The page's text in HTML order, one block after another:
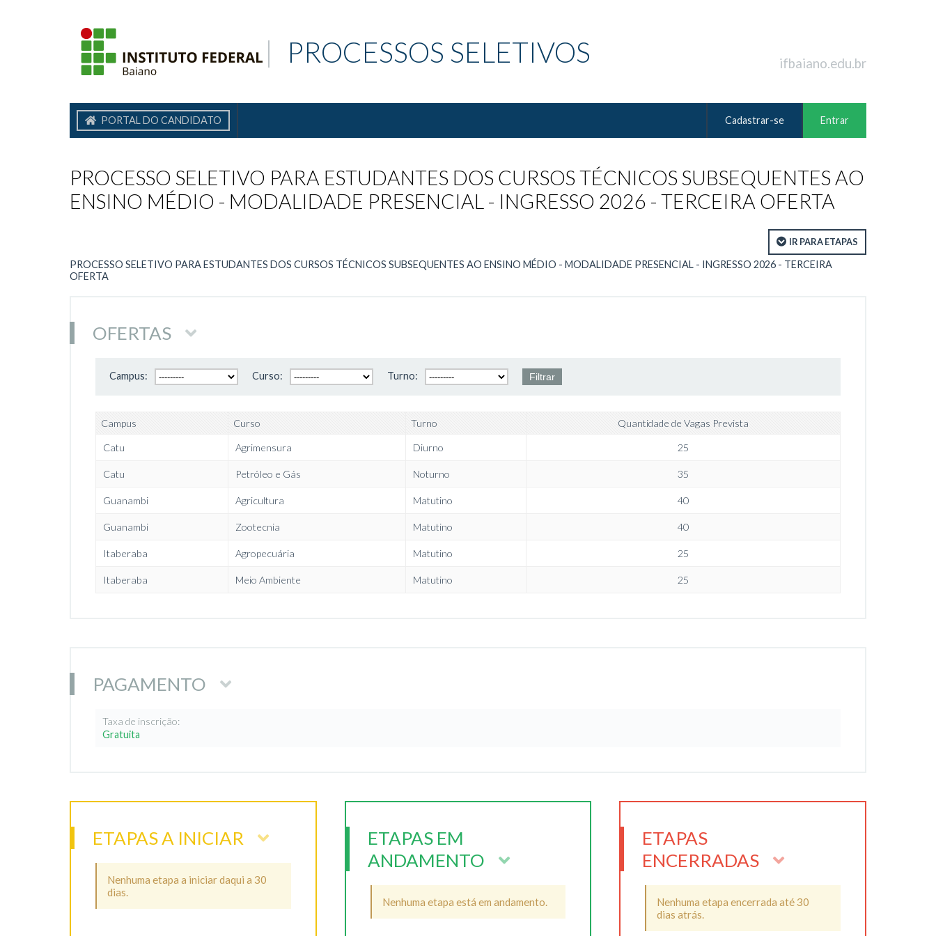
| PROCESSOS SELETIVOS ifbaiano.edu.br
PORTAL DO CANDIDATO Entrar
Cadastrar-se
PROCESSO SELETIVO PARA ESTUDANTES DOS CURSOS TÉCNICOS SUBSEQUENTES AO
ENSINO MÉDIO - MODALIDADE PRESENCIAL - INGRESSO 2026 - TERCEIRA OFERTA
IR PARA ETAPAS
PROCESSO SELETIVO PARA ESTUDANTES DOS CURSOS TÉCNICOS SUBSEQUENTES AO ENSINO MÉDIO - MODALIDADE PRESENCIAL - INGRESSO 2026 - TERCEIRA
OFERTA
OFERTAS
Campus: Curso: Turno:
Campus Curso Turno Quantidade de Vagas Prevista
Catu Agrimensura Diurno 25
Catu Petróleo e Gás Noturno 35
Guanambi Agricultura Matutino 40
Guanambi Zootecnia Matutino 40
Itaberaba Agropecuária Matutino 25
Itaberaba Meio Ambiente Matutino 25
PAGAMENTO
Taxa de inscrição:
Gratuita
ETAPAS A INICIAR
Nenhuma etapa a iniciar daqui a 30
dias.
ETAPAS EM
ANDAMENTO
Nenhuma etapa está em andamento.
ETAPAS
ENCERRADAS
Nenhuma etapa encerrada até 30
dias atrás.